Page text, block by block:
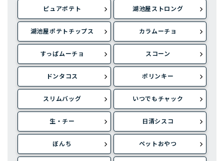
ピュアポテト 湖池屋ストロング
湖池屋ポテトチップス カラムーチョ
すっぱムーチョ スコーン
ドンタコス ポリンキー
スリムバッグ いつでもチャック
生・チー 日清シスコ
ぼんち ペットおやつ